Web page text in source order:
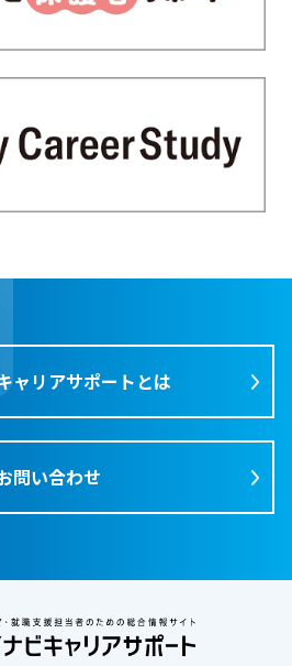
ャリアサポートとは
問い合わせ